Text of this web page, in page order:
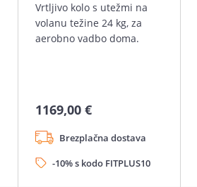
Vrtljivo kolo s utežmi na
volanu težine 24 kg, za
aerobno vadbo doma.
1169,00 €
Brezplačna dostava
-10% s kodo FITPLUS10